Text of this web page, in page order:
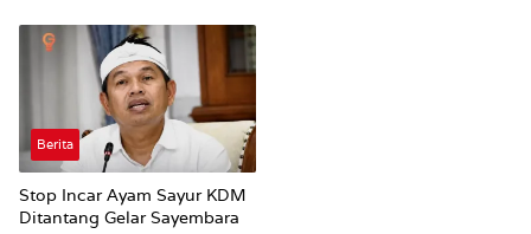
Berita
Stop Incar Ayam Sayur KDM
Ditantang Gelar Sayembara